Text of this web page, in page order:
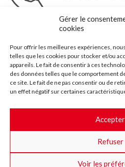
Gérer le
cookies
Pour offrir les meilleures expériences,
telles que les cookies pour stocker et/ou
appareils. Le fait de consentir à ces
des données telles que le comportement
ce site. Le fait de ne pas consentir ou de
un effet négatif sur certaines
Accepter
Refuser
Voir les
Ris-Orangis
@2022 — Tous
Plan du
Contact
Crédits
Les marchés
Suggestions &
Facebook
Insta